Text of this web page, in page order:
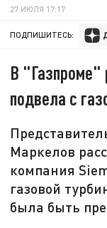
27 ИЮЛЯ 17:17
ПОДПИШИТЕСЬ:
В "Газпроме"
подвела с
Маркелов
компания
газовой
была быть